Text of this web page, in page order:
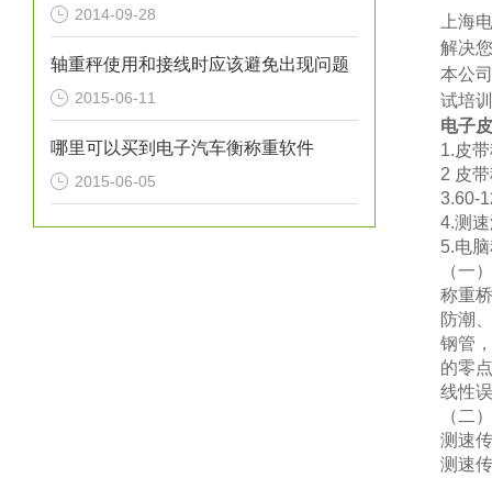
2014-09-28
轴重秤使用和接线时应该避免出现问题
2015-06-11
哪里可以买到电子汽车衡称重软件
2015-06-05
上海
解决
本公
试培
电子
1.皮
2 皮
3.60-
4.测
5.电
（一）
称重
防潮
钢管
的零
线性
（ 二）
测速
测速